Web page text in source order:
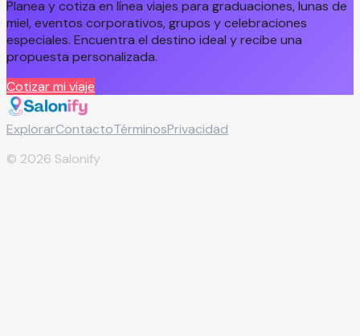
Planea y cotiza en línea viajes para graduaciones, lunas de
miel, eventos corporativos, grupos y celebraciones
especiales. Encuentra el destino ideal y recibe una
propuesta personalizada.
Cotizar mi viaje
ExplorarContactoTérminosPrivacidad
© 2026 Salonify